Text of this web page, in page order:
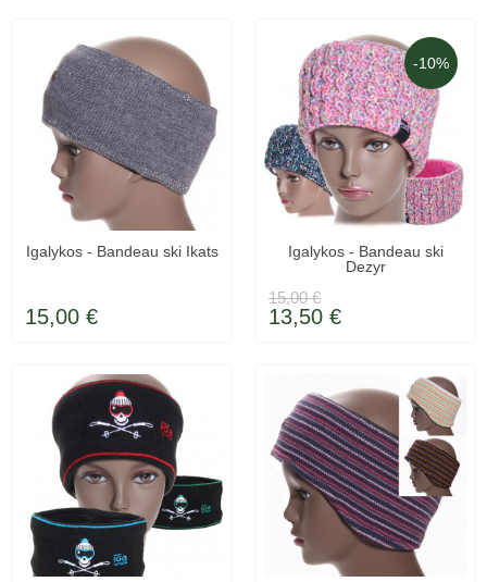
Igalykos - Bandeau ski Ikats
15,00 €
-10%
LIVRÉ SOUS 48H
Igalykos - Bandeau ski
Dezyr
15,00 €
13,50 €